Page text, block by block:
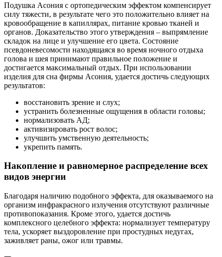
Подушка Асония с ортопедическим эффектом компенсирует
силу тяжести, в результате чего это положительно влияет на
кровообращение в капиллярах, питание кровью тканей и
органов. Доказательство этого утверждения – выпрямление
складок на лице и улучшение его цвета. Состояние
псевдоневесомости находящаяся во время ночного отдыха
голова и шея принимают правильное положение и
достигается максимальный отдых. При использовании
изделия для сна фирмы Асония, удается достичь следующих
результатов:
восстановить зрение и слух;
устранить болезненные ощущения в области головы;
нормализовать АД;
активизировать рост волос;
улучшить умственную деятельность;
укрепить память.
Накопление и равномерное распределение всех
видов энергии
Благодаря наличию подобного эффекта, для оказываемого на
организм инфракрасного излучения отсутствуют различные
противопоказания. Кроме этого, удается достичь
комплексного целебного эффекта: нормализует температуру
тела, ускоряет выздоровление при простудных недугах,
заживляет раны, ожог или травмы.